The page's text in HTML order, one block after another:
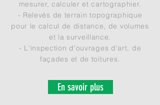
mesurer, calculer et cartographier.
- Relevés de terrain topographique
pour le calcul de distance, de volumes
et la surveillance.
- L'inspection d'ouvrages d'art, de
façades et de toitures.
En savoir plus